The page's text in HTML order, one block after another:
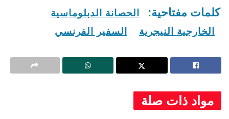
كلمات مفتاحية:
الحصانة الدبلوماسية
الخارجية النيجرية
السفير الفرنسي
مواد ذات صلة